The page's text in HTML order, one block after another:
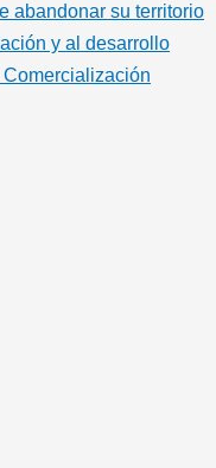
abandonar su territorio
y al desarrollo